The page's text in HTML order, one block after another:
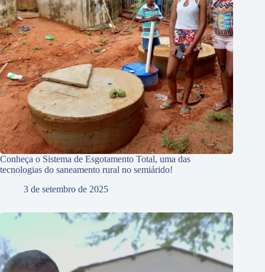
Conheça o Sistema de Esgotamento Total, uma das
tecnologias do saneamento rural no semiárido!
3 de setembro de 2025